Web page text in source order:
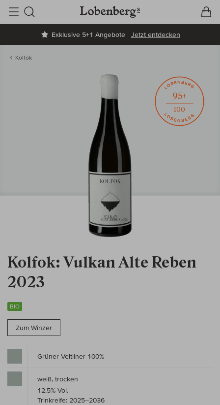
Exklusive 5+1 Angebote Jetzt entdecken
Suche
Kolfok
Kolfok: Vulkan Alte Reben
2023
BIO
Zum Winzer
95+
100
Grüner Veltliner 100%
weiß, trocken
12,5% Vol.
Trinkreife: 2025–2036